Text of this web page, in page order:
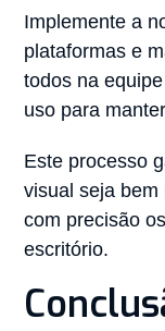
Implemente a
plataformas e
todos na
uso para
Este processo
visual seja
com precisão
escritório.